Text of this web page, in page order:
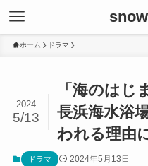
ホーム ドラマ
「海のはじ
長浜海水浴
われる理由
2024
5/13
ドラマ 2024年5月13日